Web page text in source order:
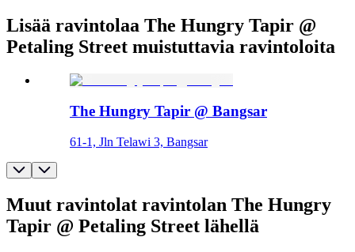
Lisää ravintolaa The Hungry Tapir @
Petaling Street muistuttavia ravintoloita
The Hungry Tapir @ Bangsar
61-1, Jln Telawi 3, Bangsar
Muut ravintolat ravintolan The Hungry
Tapir @ Petaling Street lähellä